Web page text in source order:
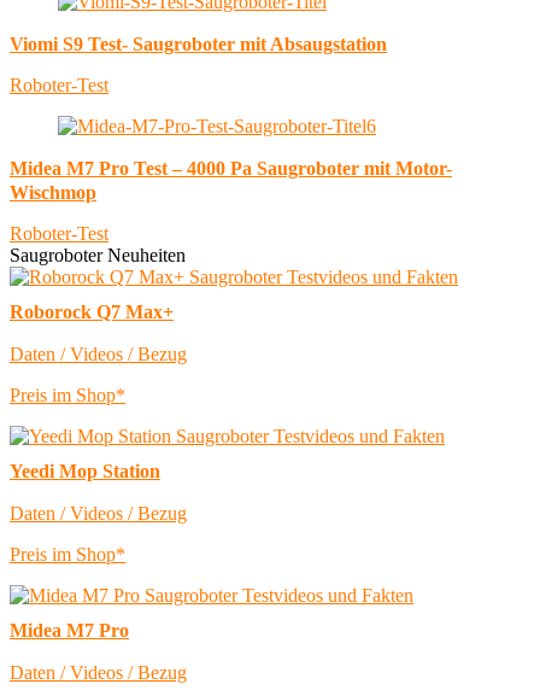
Viomi S9 Test- Saugroboter mit Absaugstation
Roboter-Test
Midea M7 Pro Test – 4000 Pa Saugroboter mit Motor-
Wischmop
Roboter-Test
Saugroboter Neuheiten
Roborock Q7 Max+
Daten / Videos / Bezug
Preis im Shop*
Yeedi Mop Station
Daten / Videos / Bezug
Preis im Shop*
Midea M7 Pro
Daten / Videos / Bezug